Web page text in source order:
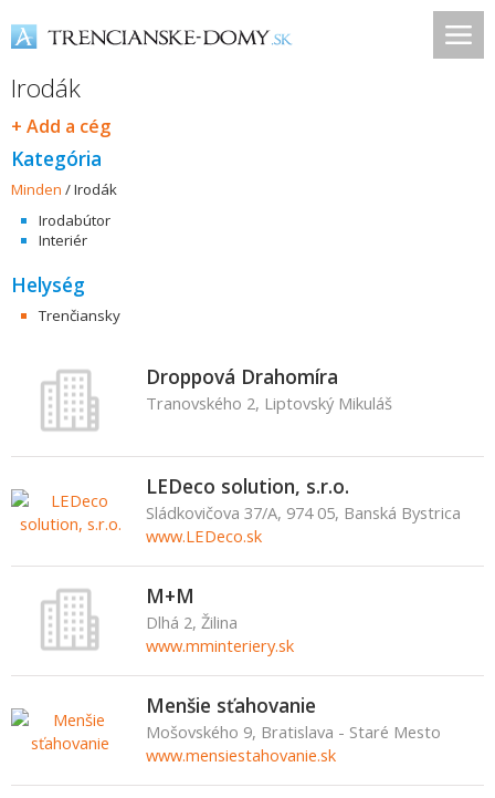
Irodák
+ Add a cég
Kategória
Minden /Irodák
Irodabútor
Interiér
Helység
Trenčiansky
Droppová Drahomíra
Tranovského 2, Liptovský Mikuláš
LEDeco solution, s.r.o.
Sládkovičova 37/A, 974 05, Banská Bystrica
www.LEDeco.sk
M+M
Dlhá 2, Žilina
www.mminteriery.sk
Menšie sťahovanie
Mošovského 9, Bratislava - Staré Mesto
www.mensiestahovanie.sk